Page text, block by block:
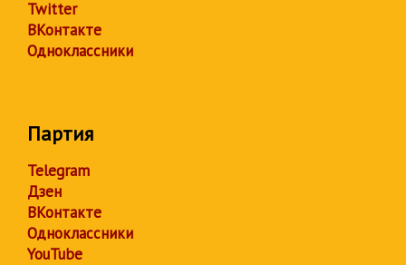
Twitter
ВКонтакте
Одноклассники
Партия
Telegram
Дзен
ВКонтакте
Одноклассники
YouTube